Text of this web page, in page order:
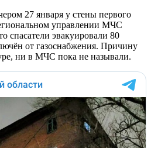
27 января у стены первого
управлении МЧС
спасатели эвакуировали 80
от газоснабжения. Причину
ни в МЧС пока не называли.